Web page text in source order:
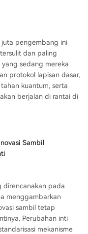
juta pengembang ini
dan paling
sedang mereka
protokol lapisan dasar,
kuantum, serta
berjalan di rantai di
Sambil
direncanakan pada
menggambarkan
sambil tetap
Perubahan inti
mekanisme